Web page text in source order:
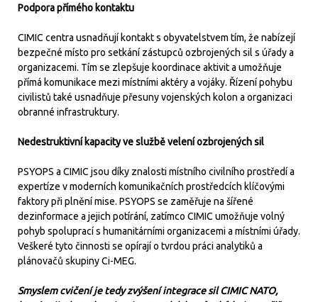
Podpora přímého kontaktu
CIMIC centra usnadňují kontakt s obyvatelstvem tím, že nabízejí
bezpečné místo pro setkání zástupců ozbrojených sil s úřady a
organizacemi. Tím se zlepšuje koordinace aktivit a umožňuje
přímá komunikace mezi místními aktéry a vojáky. Řízení pohybu
civilistů také usnadňuje přesuny vojenských kolon a organizaci
obranné infrastruktury.
Nedestruktivní kapacity ve službě velení ozbrojených sil
PSYOPS a CIMIC jsou díky znalosti místního civilního prostředí a
expertíze v moderních komunikačních prostředcích klíčovými
faktory při plnění mise. PSYOPS se zaměřuje na šířené
dezinformace a jejich potírání, zatímco CIMIC umožňuje volný
pohyb spoluprací s humanitárními organizacemi a místními úřady.
Veškeré tyto činnosti se opírají o tvrdou práci analytiků a
plánovačů skupiny Ci-MEG.
Smyslem cvičení je tedy zvýšení integrace sil CIMIC NATO,